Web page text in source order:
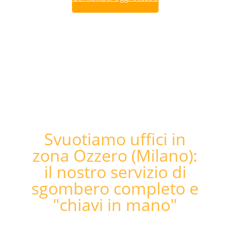
Svuotiamo uffici in
zona Ozzero (Milano):
il nostro servizio di
sgombero completo e
"chiavi in mano"​